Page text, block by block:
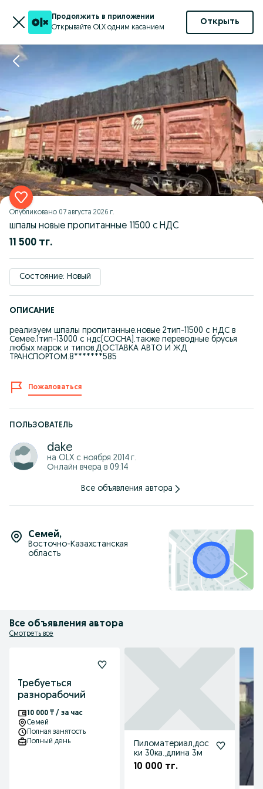
Продолжить в приложении
Открывайте OLX одним касанием
Открыть
Опубликовано 07 августа 2026 г.
шпалы новые пропитанные 11500 с НДС
11 500 тг.
Состояние: Новый
ОПИСАНИЕ
реализуем шпалы пропитанные.новые 2тип-11500 с НДС в
Семее.1тип-13000 с ндс(СОСНА).также переводные брусья
любых марок и типов.ДОСТАВКА АВТО И ЖД
ТРАНСПОРТОМ.8*******585
Пожаловаться
ПОЛЬЗОВАТЕЛЬ
dake
на OLX с ноября 2014 г.
Онлайн вчера в 09:14
Все объявления автора
Семей,
Восточно-Казахстанская
область
Все объявления автора
Смотреть все
Требуеться
разнорабочий
10 000 ₸ / за час
Семей
Полная занятость
Полный день
Пиломатериал,дос
ки 30ка.,длина 3м
10 000 тг.